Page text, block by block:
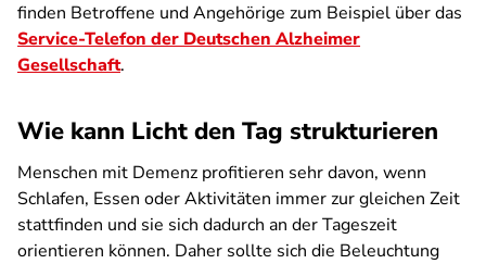
finden Betroffene und Angehörige zum Beispiel über das
Service-Telefon der Deutschen Alzheimer
Gesellschaft.
Wie kann Licht den Tag strukturieren
Menschen mit Demenz profitieren sehr davon, wenn
Schlafen, Essen oder Aktivitäten immer zur gleichen Zeit
stattfinden und sie sich dadurch an der Tageszeit
orientieren können. Daher sollte sich die Beleuchtung